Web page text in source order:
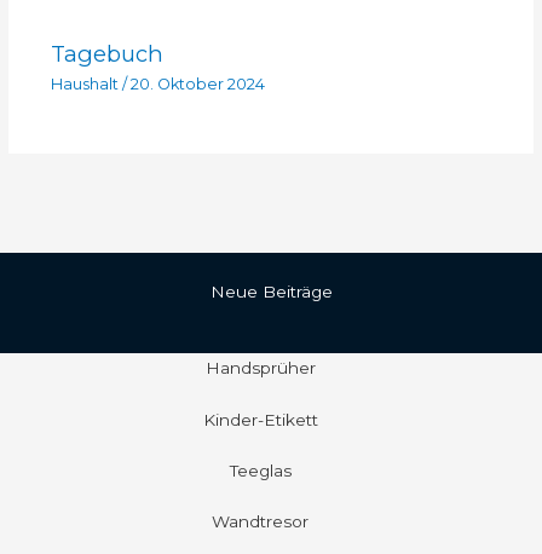
Tagebuch
Haushalt/ 20. Oktober 2024
Neue Beiträge
Handsprüher
Kinder-Etikett
Teeglas
Wandtresor